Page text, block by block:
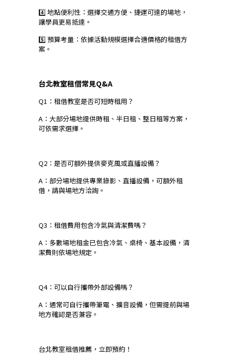
4️⃣ 地點便利性：選擇交通方便、捷運可達的場地，
讓學員更易抵達。
5️⃣ 預算考量：依據活動規模選擇合適價格的租借方
案。
台北教室租借常見Q&A
Q1：租借教室是否可短時租用？
A：大部分場地提供時租、半日租、整日租等方案，
可依需求選擇。
Q2：是否可額外提供麥克風或直播設備？
A：部分場地提供專業錄影、直播設備，可額外租
借，請與場地方洽詢。
Q3：租借費用包含冷氣與清潔費嗎？
A：多數場地租金已包含冷氣、桌椅、基本設備，清
潔費則依場地規定。
Q4：可以自行攜帶外部設備嗎？
A：通常可自行攜帶筆電、擴音設備，但需提前與場
地方確認是否兼容。
台北教室租借推薦，立即預約！